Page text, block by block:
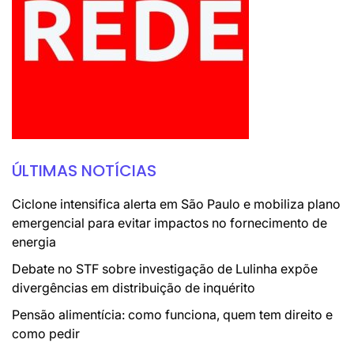
ÚLTIMAS NOTÍCIAS
Ciclone intensifica alerta em São Paulo e mobiliza plano
emergencial para evitar impactos no fornecimento de
energia
Debate no STF sobre investigação de Lulinha expõe
divergências em distribuição de inquérito
Pensão alimentícia: como funciona, quem tem direito e
como pedir